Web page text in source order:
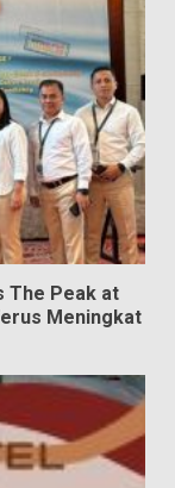
The Peak at
Meningkat